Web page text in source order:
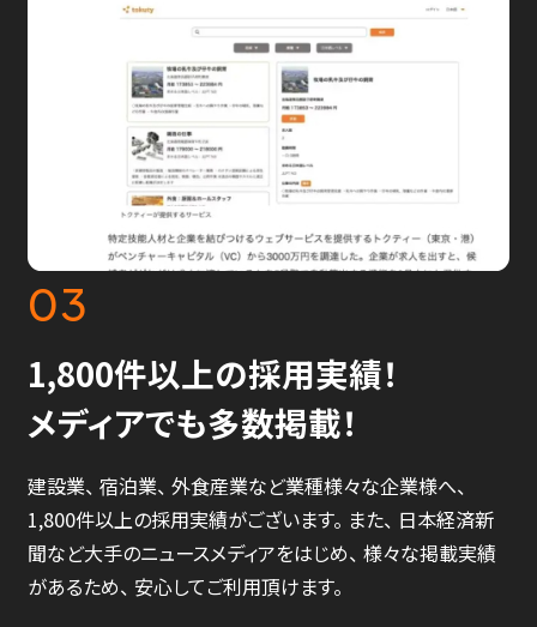
03
1,800件以上の採用実績！
メディアでも多数掲載！
建設業、 宿泊業、 外食産業など業種様々な企業様へ、
1,800件以上の採用実績がございます。 また、 日本経済新
聞など大手のニュースメディアをはじめ、 様々な掲載実績
があるため、 安心してご利用頂けます。